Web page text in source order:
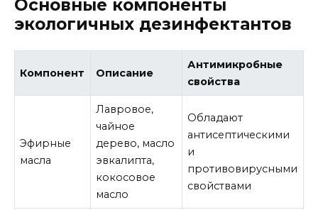
Основные компоненты
экологичных дезинфектантов
Компонент Описание
Антимикробные
свойства
Эфирные
масла
Лавровое,
чайное
дерево, масло
эвкалипта,
кокосовое
масло
Обладают
антисептическими
и
противовирусными
свойствами